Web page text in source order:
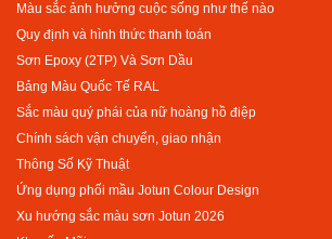
Màu sắc ảnh hưởng cuộc sống như thế nào
Quy định và hình thức thanh toán
Sơn Epoxy (2TP) Và Sơn Dầu
Bảng Màu Quốc Tế RAL
Sắc màu quý phái của nữ hoàng hồ điệp
Chính sách vận chuyển, giao nhận
Thông Số Kỹ Thuật
Ứng dụng phối mầu Jotun Colour Design
Xu hướng sắc màu sơn Jotun 2026